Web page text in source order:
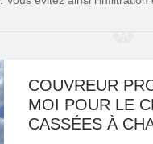
COUVREUR
MOI POUR LE
CASSÉES À